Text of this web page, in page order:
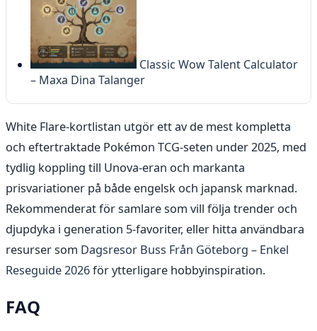
Classic Wow Talent Calculator
– Maxa Dina Talanger
White Flare-kortlistan utgör ett av de mest kompletta
och eftertraktade Pokémon TCG-seten under 2025, med
tydlig koppling till Unova-eran och markanta
prisvariationer på både engelsk och japansk marknad.
Rekommenderat för samlare som vill följa trender och
djupdyka i generation 5-favoriter, eller hitta användbara
resurser som Dagsresor Buss Från Göteborg – Enkel
Reseguide 2026för ytterligare hobbyinspiration.
FAQ